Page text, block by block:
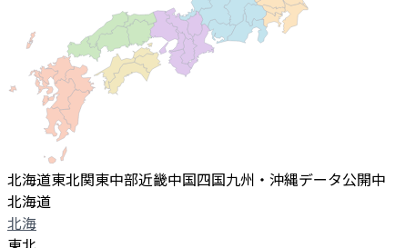
北海道東北関東中部近畿中国四国九州・沖縄データ公開中
北海道
北海